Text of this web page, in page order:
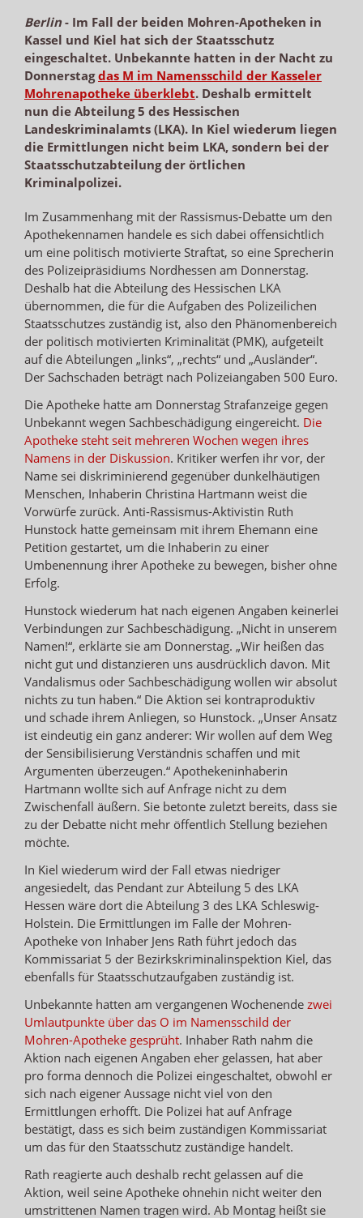
Berlin- Im Fall der beiden Mohren-Apotheken in
Kassel und Kiel hat sich der Staatsschutz
eingeschaltet. Unbekannte hatten in der Nacht zu
Donnerstagdas M im Namensschild der Kasseler
Mohrenapotheke überklebt. Deshalb ermittelt
nun die Abteilung 5 des Hessischen
Landeskriminalamts (LKA). In Kiel wiederum liegen
die Ermittlungen nicht beim LKA, sondern bei der
Staatsschutzabteilung der örtlichen
Kriminalpolizei.
Im Zusammenhang mit der Rassismus-Debatte um den
Apothekennamen handele es sich dabei offensichtlich
um eine politisch motivierte Straftat, so eine Sprecherin
des Polizeipräsidiums Nordhessen am Donnerstag.
Deshalb hat die Abteilung des Hessischen LKA
übernommen, die für die Aufgaben des Polizeilichen
Staatsschutzes zuständig ist, also den Phänomenbereich
der politisch motivierten Kriminalität (PMK), aufgeteilt
auf die Abteilungen „links“, „rechts“ und „Ausländer“.
Der Sachschaden beträgt nach Polizeiangaben 500 Euro.
Die Apotheke hatte am Donnerstag Strafanzeige gegen
Unbekannt wegen Sachbeschädigung eingereicht. Die
Apotheke steht seit mehreren Wochen wegen ihres
Namens in der Diskussion. Kritiker werfen ihr vor, der
Name sei diskriminierend gegenüber dunkelhäutigen
Menschen, Inhaberin Christina Hartmann weist die
Vorwürfe zurück. Anti-Rassismus-Aktivistin Ruth
Hunstock hatte gemeinsam mit ihrem Ehemann eine
Petition gestartet, um die Inhaberin zu einer
Umbenennung ihrer Apotheke zu bewegen, bisher ohne
Erfolg.
Hunstock wiederum hat nach eigenen Angaben keinerlei
Verbindungen zur Sachbeschädigung. „Nicht in unserem
Namen!“, erklärte sie am Donnerstag. „Wir heißen das
nicht gut und distanzieren uns ausdrücklich davon. Mit
Vandalismus oder Sachbeschädigung wollen wir absolut
nichts zu tun haben.“ Die Aktion sei kontraproduktiv
und schade ihrem Anliegen, so Hunstock. „Unser Ansatz
ist eindeutig ein ganz anderer: Wir wollen auf dem Weg
der Sensibilisierung Verständnis schaffen und mit
Argumenten überzeugen.“ Apothekeninhaberin
Hartmann wollte sich auf Anfrage nicht zu dem
Zwischenfall äußern. Sie betonte zuletzt bereits, dass sie
zu der Debatte nicht mehr öffentlich Stellung beziehen
möchte.
In Kiel wiederum wird der Fall etwas niedriger
angesiedelt, das Pendant zur Abteilung 5 des LKA
Hessen wäre dort die Abteilung 3 des LKA Schleswig-
Holstein. Die Ermittlungen im Falle der Mohren-
Apotheke von Inhaber Jens Rath führt jedoch das
Kommissariat 5 der Bezirkskriminalinspektion Kiel, das
ebenfalls für Staatsschutzaufgaben zuständig ist.
Unbekannte hatten am vergangenen Wochenende zwei
Umlautpunkte über das O im Namensschild der
Mohren-Apotheke gesprüht. Inhaber Rath nahm die
Aktion nach eigenen Angaben eher gelassen, hat aber
pro forma dennoch die Polizei eingeschaltet, obwohl er
sich nach eigener Aussage nicht viel von den
Ermittlungen erhofft. Die Polizei hat auf Anfrage
bestätigt, dass es sich beim zuständigen Kommissariat
um das für den Staatsschutz zuständige handelt.
Rath reagierte auch deshalb recht gelassen auf die
Aktion, weil seine Apotheke ohnehin nicht weiter den
umstrittenen Namen tragen wird. Ab Montag heißt sie